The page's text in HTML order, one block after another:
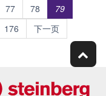
77 78
79
176 下一页